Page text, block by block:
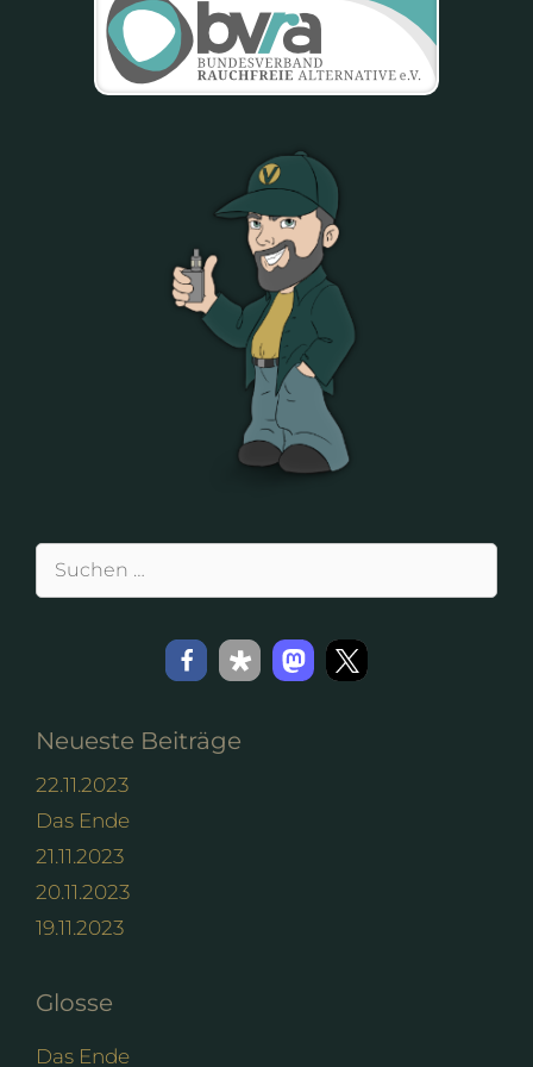
Suchen
Neueste Beiträge
22.11.2023
Das Ende
21.11.2023
20.11.2023
19.11.2023
Glosse
Das Ende